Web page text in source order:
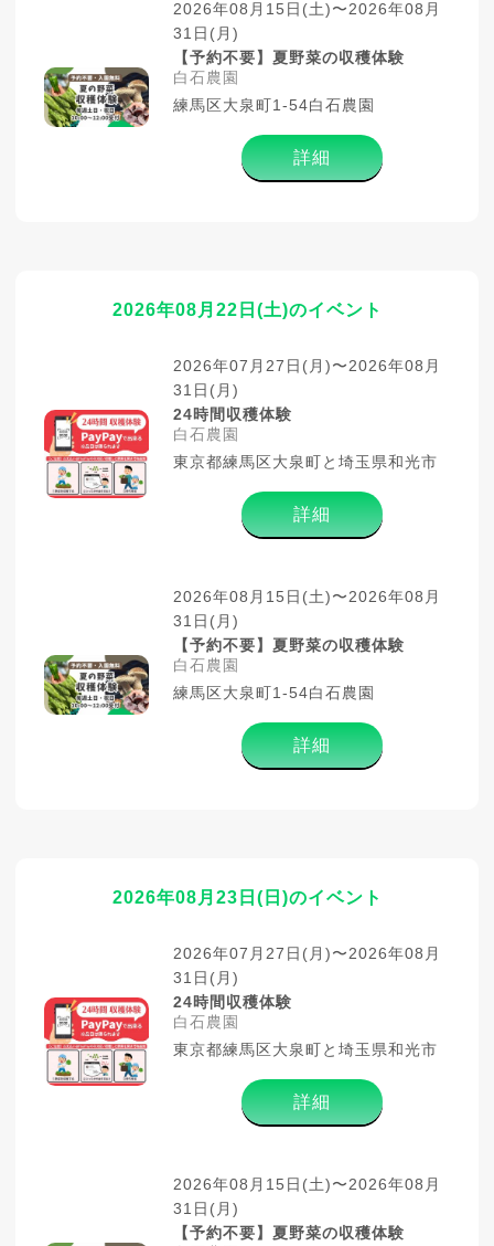
2026年08月15日(土)〜2026年08月
31日(月)
【予約不要】夏野菜の収穫体験
白石農園
練馬区大泉町1-54白石農園
詳細
2026年08月22日(土)のイベント
2026年07月27日(月)〜2026年08月
31日(月)
24時間収穫体験
白石農園
東京都練馬区大泉町と埼玉県和光市
詳細
2026年08月15日(土)〜2026年08月
31日(月)
【予約不要】夏野菜の収穫体験
白石農園
練馬区大泉町1-54白石農園
詳細
2026年08月23日(日)のイベント
2026年07月27日(月)〜2026年08月
31日(月)
24時間収穫体験
白石農園
東京都練馬区大泉町と埼玉県和光市
詳細
2026年08月15日(土)〜2026年08月
31日(月)
【予約不要】夏野菜の収穫体験